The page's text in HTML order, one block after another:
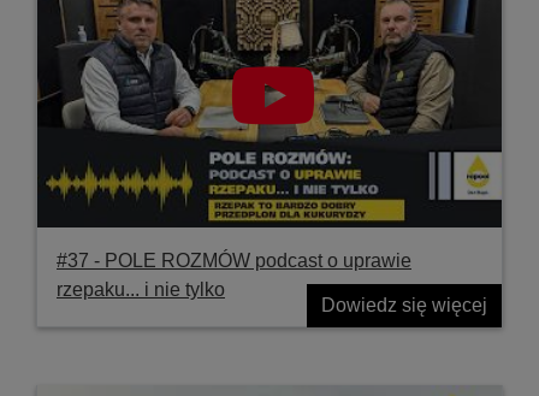
#37 ‐ POLE ROZMÓW podcast o uprawie
rzepaku... i nie tylko
Dowiedz się więcej